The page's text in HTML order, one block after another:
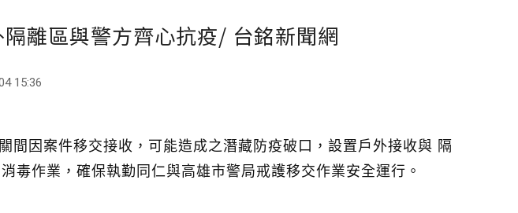
離區與警方齊心抗疫/ 台銘新聞網
15:36
因案件移交接收，可能造成之潛藏防疫破口，設置戶外接收與 隔
毒作業，確保執勤同仁與高雄市警局戒護移交作業安全運行。